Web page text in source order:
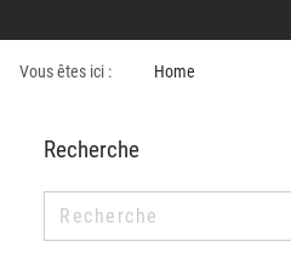
Vous êtes ici : Home
Recherche